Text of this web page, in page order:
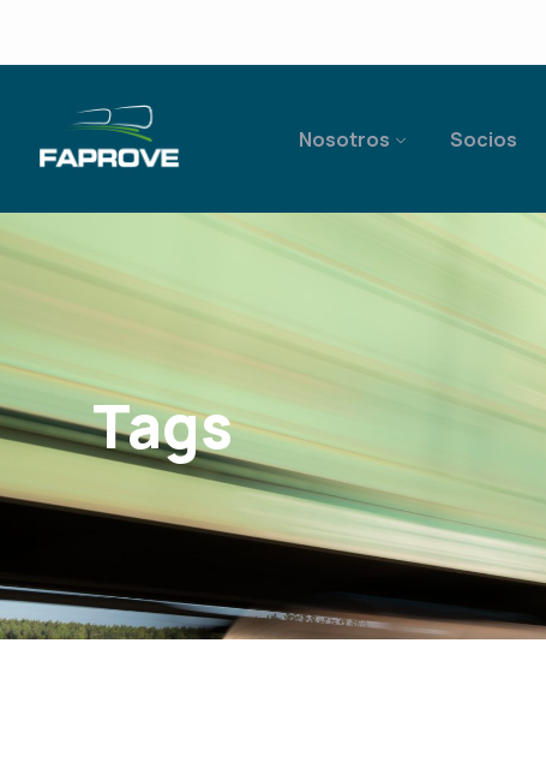
Nosotros Socios
Tags